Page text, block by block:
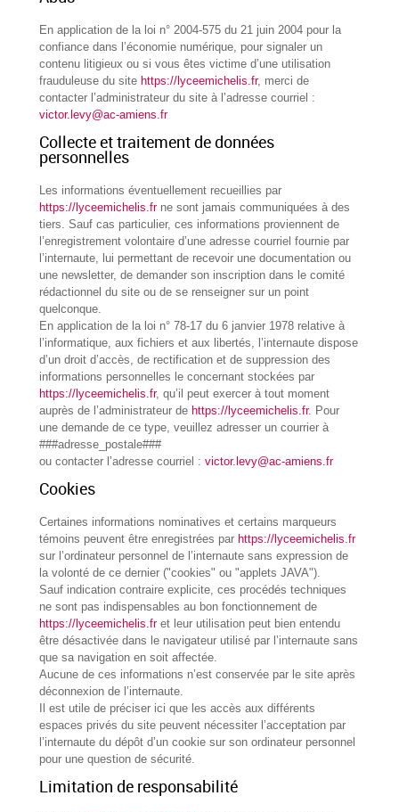
En application de la loi n° 2004-575 du 21 juin 2004 pour la
confiance dans l’économie numérique, pour signaler un
contenu litigieux ou si vous êtes victime d’une utilisation
frauduleuse du site https://lyceemichelis.fr, merci de
contacter l’administrateur du site à l’adresse courriel :
victor.levy@ac-amiens.fr
Collecte et traitement de données
personnelles
Les informations éventuellement recueillies par
https://lyceemichelis.frne sont jamais communiquées à des
tiers. Sauf cas particulier, ces informations proviennent de
l’enregistrement volontaire d’une adresse courriel fournie par
l’internaute, lui permettant de recevoir une documentation ou
une newsletter, de demander son inscription dans le comité
rédactionnel du site ou de se renseigner sur un point
quelconque.
En application de la loi n° 78-17 du 6 janvier 1978 relative à
l’informatique, aux fichiers et aux libertés, l’internaute dispose
d’un droit d’accès, de rectification et de suppression des
informations personnelles le concernant stockées par
https://lyceemichelis.fr, qu’il peut exercer à tout moment
auprès de l’administrateur de https://lyceemichelis.fr. Pour
une demande de ce type, veuillez adresser un courrier à
###adresse_postale###
ou contacter l’adresse courriel : victor.levy@ac-amiens.fr
Cookies
Certaines informations nominatives et certains marqueurs
témoins peuvent être enregistrées par https://lyceemichelis.fr
sur l’ordinateur personnel de l’internaute sans expression de
la volonté de ce dernier ("cookies" ou "applets JAVA").
Sauf indication contraire explicite, ces procédés techniques
ne sont pas indispensables au bon fonctionnement de
https://lyceemichelis.fret leur utilisation peut bien entendu
être désactivée dans le navigateur utilisé par l’internaute sans
que sa navigation en soit affectée.
Aucune de ces informations n’est conservée par le site après
déconnexion de l’internaute.
Il est utile de préciser ici que les accès aux différents
espaces privés du site peuvent nécessiter l’acceptation par
l’internaute du dépôt d’un cookie sur son ordinateur personnel
pour une question de sécurité.
Limitation de responsabilité